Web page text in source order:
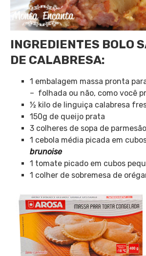
INGREDIENTES BOLO
DE CALABRESA:
1 embalagem massa pronta
– folhada ou não, como você
½ kilo de linguiça calabresa
150g de queijo prata
3 colheres de sopa de
1 cebola média picada em
brunoise
1 tomate picado em cubos
1 colher de sobremesa de